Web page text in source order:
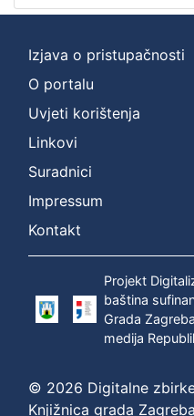
Izjava o pristupačnosti
O portalu
Uvjeti korištenja
Linkovi
Suradnici
Impressum
Kontakt
Projekt
baština
Grada
medija
© 2026 Digitalne
Knjižnica grada